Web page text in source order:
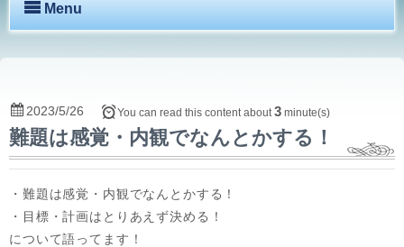
Menu
難題は感覚・内観でなんとかする！
2023/5/26 You can read this content about3 minute(s)
・難題は感覚・内観でなんとかする！
・目標・計画はとりあえず決める！
について語ってます！